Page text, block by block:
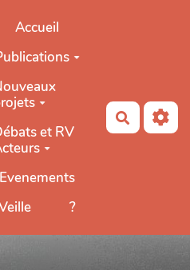
Accueil
et RV
Evenements
?